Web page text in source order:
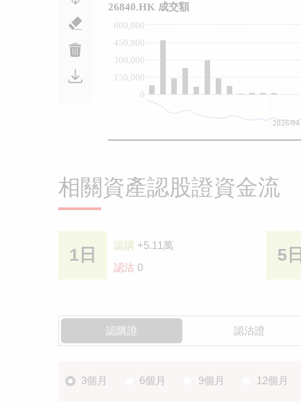
0
150,000
300,000
450,000
600,000
2026/04
26840.HK 成交額
相關資產認股證資金流
1日 認購 +5.11萬
認沽 0
5日
認購證 認沽證
3個月 6個月 9個月 12個月